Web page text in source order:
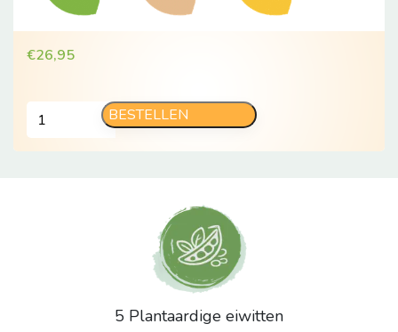
€26,95
Lemon
Orange
BESTELLEN
5 Plantaardige eiwitten